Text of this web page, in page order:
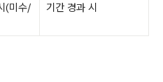
(미수/
기간 경과 시